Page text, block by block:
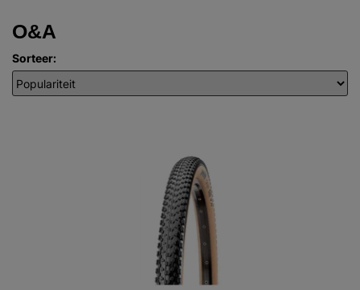
O&A
Sorteer: